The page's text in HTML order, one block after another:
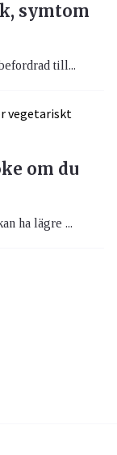
symtom
till...
om du
ha lägre ...